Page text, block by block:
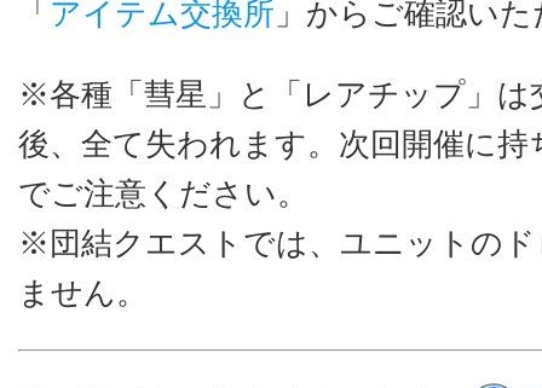
「 アイテム交換所 」からご確認い
※各種「彗星」と「レアチップ」は
後、全て失われます。次回開催に
でご注意ください。
※団結クエストでは、ユニットの
ません。